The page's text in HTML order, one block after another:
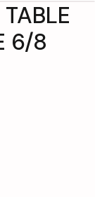
6/8